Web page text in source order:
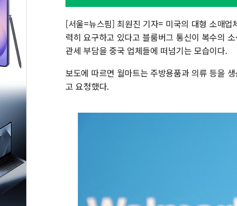
[서울=뉴스핌] 최원진 기자= 미국의 대형 소매
력히 요구하고 있다고 블룸버그 통신이 복수의
관세 부담을 중국 업체들에 떠넘기는 모습이다.
보도에 따르면 월마트는 주방용품과 의류 등을
고 요청했다.